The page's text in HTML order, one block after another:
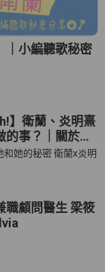
｜小編聽歌秘密
】衛蘭、炎明熹
的事？｜關於她
#4
和她的秘密 衛蘭x炎明
職顧問醫生 梁筱